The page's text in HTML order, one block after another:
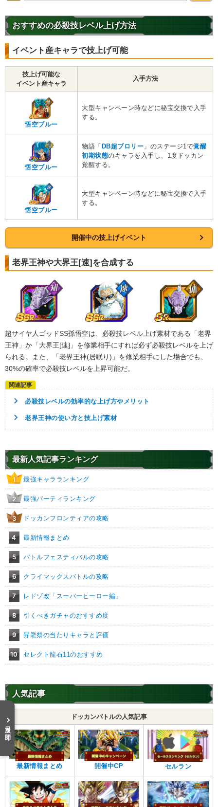
超サイヤ人を超えた力
ゴッド悟空
7.5 /10点
【発動リンク効果】 ※発動条件あり
・気力+2
【一致するリンクスキル(5)】
超サイヤ人
神次元
純粋サイヤ人
孫悟空の系譜
かめはめ波
亀仙流
親友の絆
地球育ちの戦士
ゴッド悟空
9.5 /10点
・ATK+35%
【一致するリンクスキル(5)】
超サイヤ人
驚異的なスピード
神戦士
神の次元
臨戦態勢
【一致するカテゴリー(
純粋サイヤ人
孫悟空の系譜
親友の絆
親子の絆
地球育ちの戦士
かめはめ波
9.5 10 点
【発動リンク効果】
・ATK+40%
【一致するリンクスキル(
超サイヤ人
神の次元
臨戦態勢
神次元
孫悟空の系譜
亀仙流
高速戦闘
超サイヤ人を超えた力
地球育ちの戦士
速ブルーコンビ
8.0
【発動リンク効果】
【一致するリンクスキル(5)】
超サイヤ人
臨戦態勢
【一致するカテゴリー(7)】
超サイヤ人を超えた力
純粋サイヤ人
親子の絆
かめはめ波 高速戦闘
ゴッドコンビ
・気力+2
・ATK+40%
かめはめ波
超サイヤ人
神戦士
神の次元
臨戦態勢
【一致するカテゴリー(6
超サイヤ人を超えた力
神次元
純粋サイヤ人
かめはめ波
体得した進化
親子の絆
【発動リンク効果】
※発動条件あり
・気力+2
・ATK+40%
【一致するリンクスキル(5)】
おすすめの必殺技レベル上げ方法
イベント産キャラで技上げ可能
技上げ可能な
イベント産キャラ
入手方法
悟空ブルー
大型キャンペーン時などに秘宝交換で入手
する。
悟空ブルー
物語「 DB超ブロリー 」のステージ1で覚醒
初期状態のキャラを入手し、1度ドッカン
覚醒する。
悟空ブルー
大型キャンペーン時などに秘宝交換で入手
する。
開催中の技上げイベント
老界王神や大界王[速]を合成する
超サイヤ人ゴッドSS孫悟空は、必殺技レベル上げ素材である「老界
王神」か「大界王[速]」を修業相手にすれば必ず必殺技レベルを上げ
られる。また、「老界王神(居眠り)」を修業相手にした場合でも、
30%の確率で必殺技レベルを上昇可能だ。
必殺技レベルの効率的な上げ方やメリット
老界王神の使い方と技上げ素材
最新人気記事ランキング
1 最強キャラランキング
2 最強パーティランキング
3 ドッカンフロンティアの攻略
4 最新情報まとめ
5 バトルフェスティバルの攻略
6 クライマックスバトルの攻略
7 レドゾ改「スーパーヒーロー編」
8 引くべきガチャのおすすめ度
9 昇龍祭の当たりキャラと評価
10 セレクト龍石11のおすすめ
人気記事
ドッカンバトルの人気記事
最新情報まとめ 開催中CP セルラン
目次を開く